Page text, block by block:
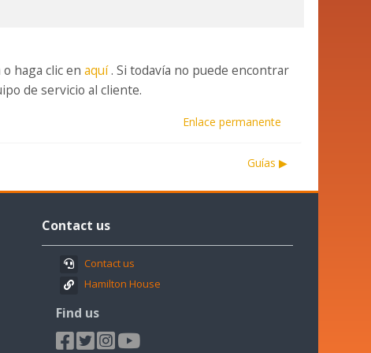
o haga clic enaquí. Si todavía no puede encontrar
de servicio al cliente.
Enlace permanente
Guías ▶︎
Contact
Contact us
Contact us
Hamilton House
Find us